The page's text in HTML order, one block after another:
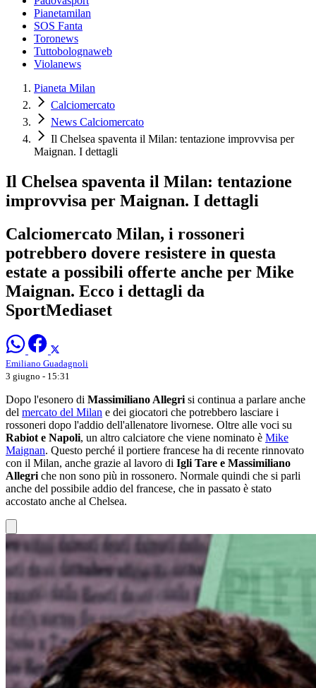
Pianetamilan
SOS Fanta
Toronews
Tuttobolognaweb
Violanews
Pianeta Milan
Calciomercato
News Calciomercato
Il Chelsea spaventa il Milan: tentazione improvvisa per
Maignan. I dettagli
Il Chelsea spaventa il Milan: tentazione
improvvisa per Maignan. I dettagli
Calciomercato Milan, i rossoneri
potrebbero dovere resistere in questa
estate a possibili offerte anche per Mike
Maignan. Ecco i dettagli da
SportMediaset
Emiliano Guadagnoli
3 giugno - 15:31
Dopo l'esonero di Massimiliano Allegri si continua a parlare anche
del mercato del Milan e dei giocatori che potrebbero lasciare i
rossoneri dopo l'addio dell'allenatore livornese. Oltre alle voci su
Rabiot e Napoli, un altro calciatore che viene nominato è Mike
Maignan. Questo perché il portiere francese ha di recente rinnovato
con il Milan, anche grazie al lavoro di Igli Tare e Massimiliano
Allegri che non sono più in rossonero. Normale quindi che si parli
anche del possibile addio del francese, che in passato è stato
accostato anche al Chelsea.